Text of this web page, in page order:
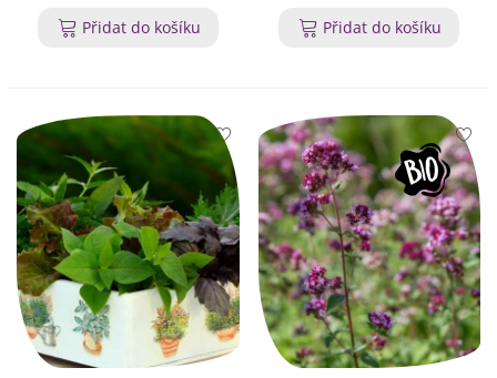
Přidat do košíku
Přidat do košíku